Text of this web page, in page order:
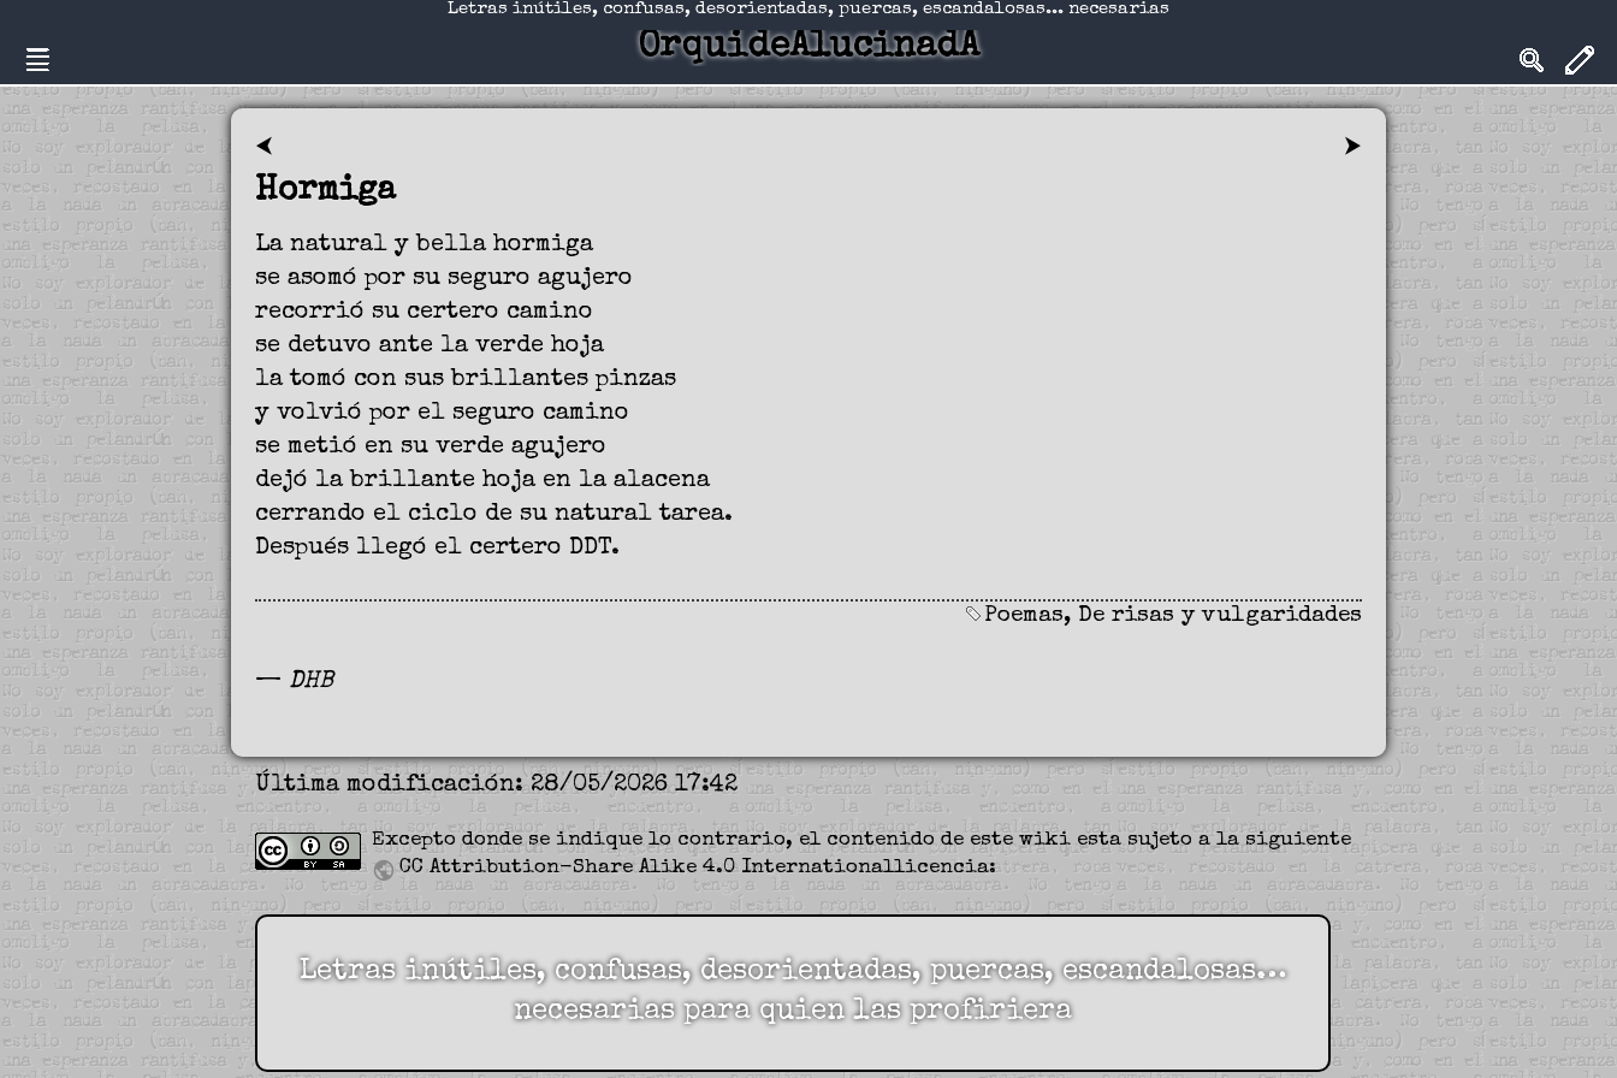
Letras inútiles, confusas, desorientadas, puercas, escandalosas... necesarias
OrquideAlucinadA
⮜ ⮞
Hormiga
La natural y bella hormiga
se asomó por su seguro agujero
recorrió su certero camino
se detuvo ante la verde hoja
la tomó con sus brillantes pinzas
y volvió por el seguro camino
se metió en su verde agujero
dejó la brillante hoja en la alacena
cerrando el ciclo de su natural tarea.
Después llegó el certero DDT.
Poemas, De risas y vulgaridades
— DHB
Última modificación: 28/05/2026 17:42
Excepto donde se indique lo contrario, el contenido de este wiki esta sujeto a la siguiente
licencia:
CC Attribution-Share Alike 4.0 International
Letras inútiles, confusas, desorientadas, puercas, escandalosas…
necesarias para quien las profiriera